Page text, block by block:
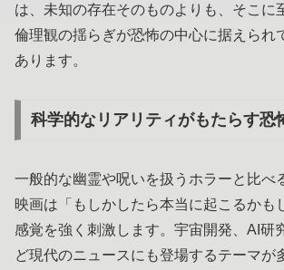
は、未知の存在そのものよりも、そこに
倫理観の揺らぎが恐怖の中心に据えられ
あります。
科学的なリアリティがもたらす恐
一般的な幽霊や呪いを扱うホラーと比べ
映画は「もしかしたら本当に起こるかも
感覚を強く刺激します。宇宙開発、AI研
ど現代のニュースにも登場するテーマが